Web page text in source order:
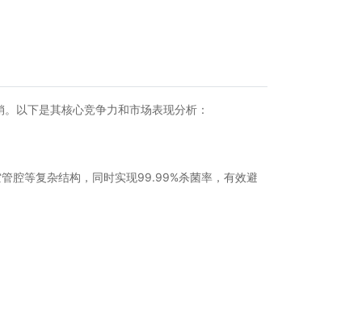
以下是其核心竞争力和市场表现分析：
腔等复杂结构，同时实现99.99%杀菌率，有效避